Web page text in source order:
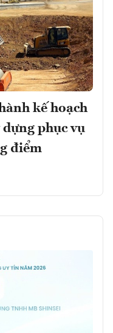
kế hoạch
phục vụ
điểm